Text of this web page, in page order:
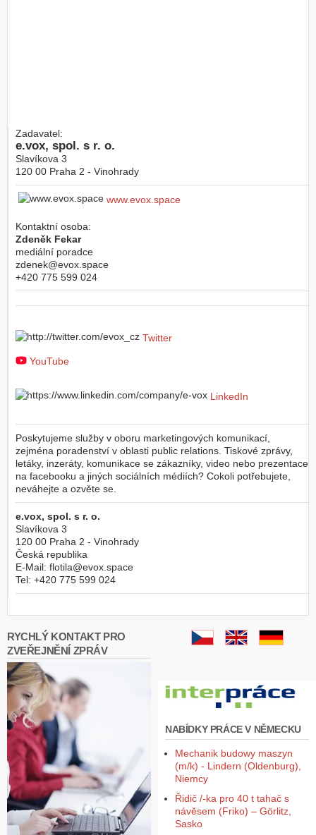
Zadavatel:
e.vox, spol. s r. o.
Slavíkova 3
120 00 Praha 2 - Vinohrady
www.evox.space
Kontaktní osoba:
Zdeněk Fekar
mediální poradce
zdenek@evox.space
+420 775 599 024
Twitter
YouTube
LinkedIn
Poskytujeme služby v oboru marketingových komunikací,
zejména poradenství v oblasti public relations. Tiskové zprávy,
letáky, inzeráty, komunikace se zákazníky, video nebo prezentace
na facebooku a jiných sociálních médiích? Cokoli potřebujete,
neváhejte a ozvěte se.
e.vox, spol. s r. o.
Slavíkova 3
120 00 Praha 2 - Vinohrady
Česká republika
E-Mail: flotila@evox.space
Tel: +420 775 599 024
RYCHLÝ KONTAKT PRO
ZVEŘEJNĚNÍ ZPRÁV
NABÍDKY PRÁCE V NĚMECKU
Mechanik budowy maszyn
(m/k) - Lindern (Oldenburg),
Niemcy
Řidič /-ka pro 40 t tahač s
návěsem (Friko) – Görlitz,
Sasko